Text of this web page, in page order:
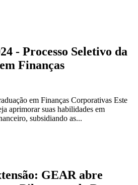
- Processo Seletivo da
Finanças
em Finanças Corporativas Este
aprimorar suas habilidades em
subsidiando as...
GEAR abre